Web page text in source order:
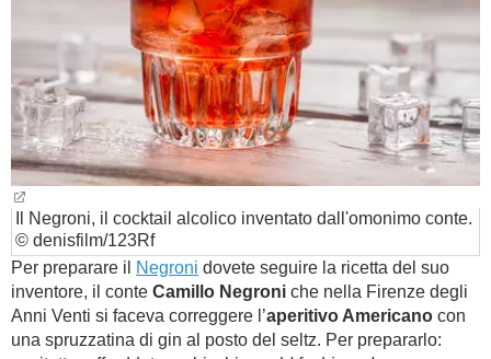
Il Negroni, il cocktail alcolico inventato dall'omonimo conte.
© denisfilm/123Rf
Per preparare il
Negroni dovete seguire la ricetta del suo
inventore, il conte Camillo Negroni che nella Firenze degli
Anni Venti si faceva correggere l’aperitivo Americano con
una spruzzatina di gin al posto del seltz. Per prepararlo: